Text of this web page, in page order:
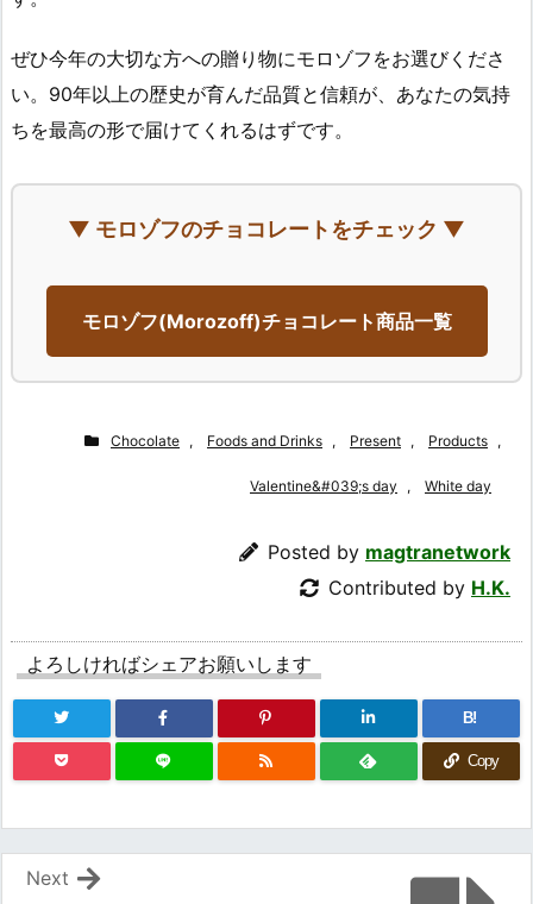
ぜひ今年の大切な方への贈り物にモロゾフをお選びくださ
い。90年以上の歴史が育んだ品質と信頼が、あなたの気持
ちを最高の形で届けてくれるはずです。
▼ モロゾフのチョコレートをチェック ▼
モロゾフ(Morozoff)チョコレート商品一覧
Chocolate , Foods and Drinks , Present , Products ,
Valentine&#039;s day , White day
Posted by magtranetwork
Contributed by H.K.
よろしければシェアお願いします
B!
Copy
Next